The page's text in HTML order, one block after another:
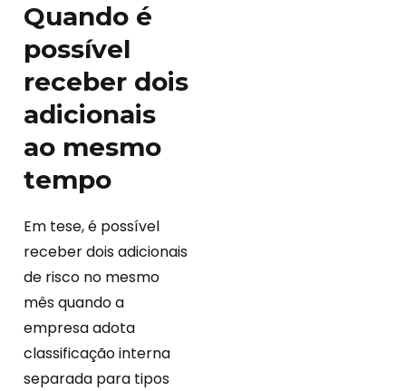
Quando é
possível
receber dois
adicionais
ao mesmo
tempo
Em tese, é possível
receber dois adicionais
de risco no mesmo
mês quando a
empresa adota
classificação interna
separada para tipos